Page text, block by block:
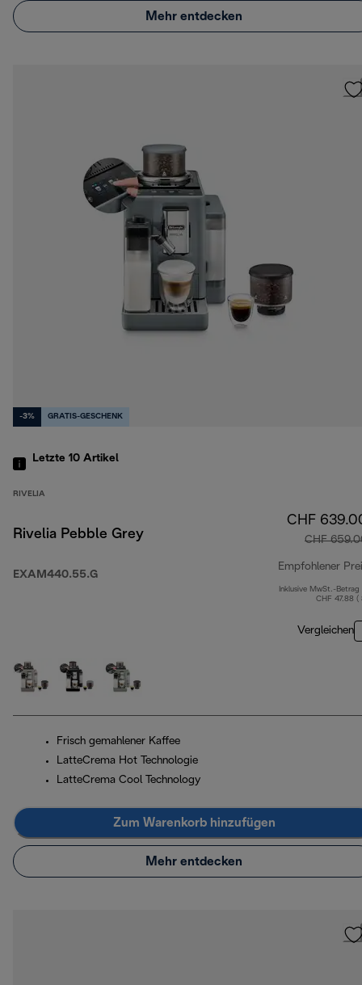
Mehr entdecken
-3% GRATIS-GESCHENK
Letzte 10 Artikel
RIVELIA
Rivelia Pebble Grey
EXAM440.55.G
CHF
CHF
Empfohlener
Inklusive MwSt.-Betrag
CHF 47.88 (
Vergleichen
Frisch gemahlener Kaffee
LatteCrema Hot Technologie
LatteCrema Cool Technology
Zum Warenkorb hinzufügen
Mehr entdecken